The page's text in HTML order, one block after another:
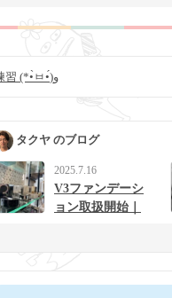
練習 (*•̀ㅂ•́)و
タクヤ のブログ
2025.7.16
V3ファンデーシ
ョン取扱開始｜